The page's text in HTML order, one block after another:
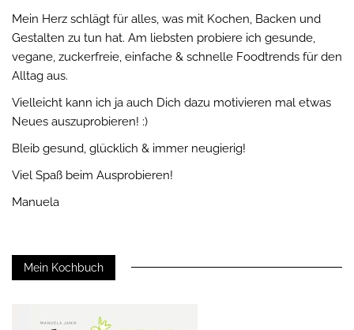
Mein Herz schlägt für alles, was mit Kochen, Backen und
Gestalten zu tun hat. Am liebsten probiere ich gesunde,
vegane, zuckerfreie, einfache & schnelle Foodtrends für den
Alltag aus.
Vielleicht kann ich ja auch Dich dazu motivieren mal etwas
Neues auszuprobieren! :)
Bleib gesund, glücklich & immer neugierig!
Viel Spaß beim Ausprobieren!
Manuela
Mein Kochbuch